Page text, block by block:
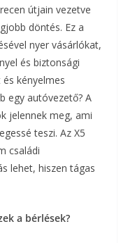
útjain vezetve
döntés. Ez a
nyer vásárlókat,
és biztonsági
kényelmes
egy autóvezető? A
jelennek meg, ami
teszi. Az X5
családi
lehet, hiszen tágas
a bérlések?